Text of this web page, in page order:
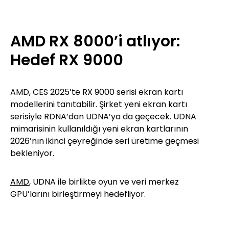
AMD RX 8000’i atlıyor:
Hedef RX 9000
AMD, CES 2025’te RX 9000 serisi ekran kartı
modellerini tanıtabilir. Şirket yeni ekran kartı
serisiyle RDNA’dan UDNA’ya da geçecek. UDNA
mimarisinin kullanıldığı yeni ekran kartlarının
2026’nın ikinci çeyreğinde seri üretime geçmesi
bekleniyor.
AMD, UDNA ile birlikte oyun ve veri merkez
GPU’larını birleştirmeyi hedefliyor.